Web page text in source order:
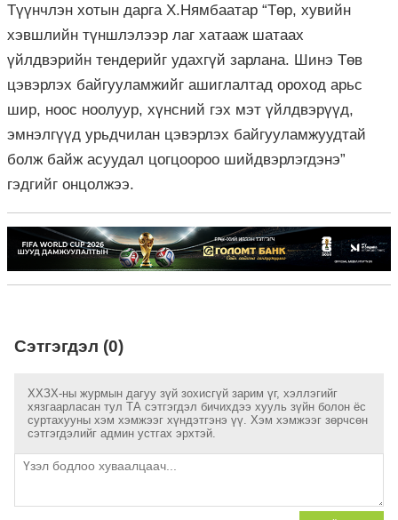
Түүнчлэн хотын дарга Х.Нямбаатар “Төр, хувийн
хэвшлийн түншлэлээр лаг хатааж шатаах
үйлдвэрийн тендерийг удахгүй зарлана. Шинэ Төв
цэвэрлэх байгууламжийг ашиглалтад ороход арьс
шир, ноос ноолуур, хүнсний гэх мэт үйлдвэрүүд,
эмнэлгүүд урьдчилан цэвэрлэх байгууламжуудтай
болж байж асуудал цогцоороо шийдвэрлэгдэнэ”
гэдгийг онцолжээ.
Сэтгэгдэл (0)
ХХЗХ-ны журмын дагуу зүй зохисгүй зарим үг, хэллэгийг
хязгаарласан тул ТА сэтгэгдэл бичихдээ хууль зүйн болон ёс
суртахууны хэм хэмжээг хүндэтгэнэ үү. Хэм хэмжээг зөрчсөн
сэтгэгдэлийг админ устгах эрхтэй.